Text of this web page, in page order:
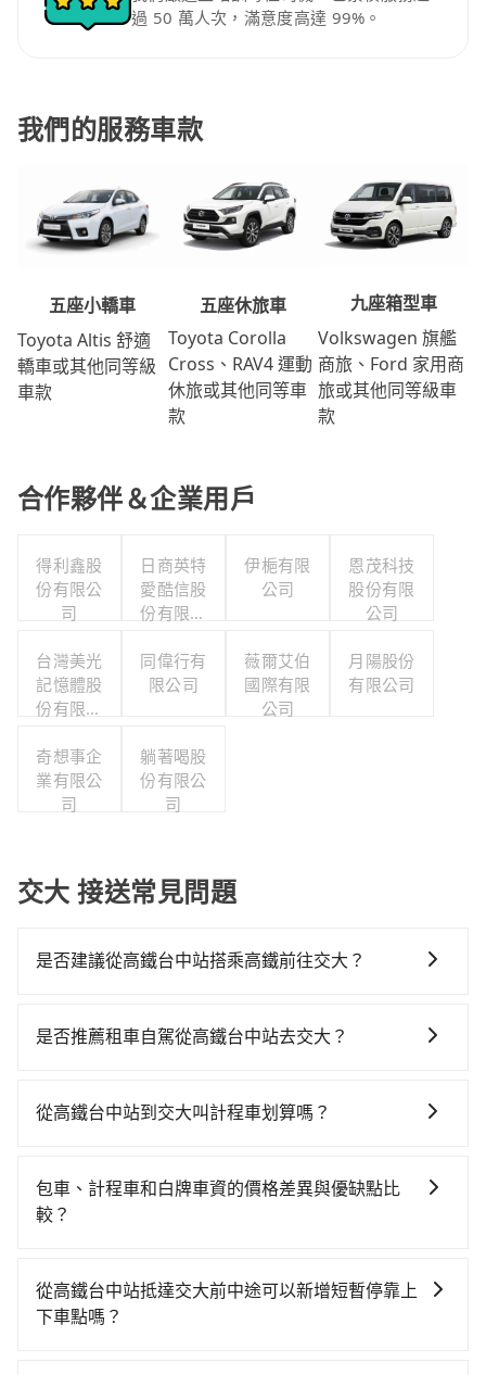
過 50 萬人次，滿意度高達 99%。
我們的服務車款
五座小轎車
Toyota Altis 舒適
轎車或其他同等級
車款
五座休旅車
Toyota Corolla
Cross、RAV4 運動
休旅或其他同等車
款
九座箱型車
Volkswagen 旗艦
商旅、Ford 家用商
旅或其他同等級車
款
合作夥伴＆企業用戶
得利鑫股
份有限公
司
日商英特
愛酷信股
份有限公
公司
伊梔有限
公司
恩茂科技
股份有限
公司
台灣美光
記憶體股
份有限公
同偉行有
限公司
薇爾艾伯
國際有限
公司
月陽股份
有限公司
奇想事企
業有限公
司
躺著喝股
份有限公
司
交大 接送常見問題
是否建議從高鐵台中站搭乘高鐵前往交大？
轉車麻煩！從最早06:25一直到23:07，台中-台南一天最
車時間約10分鐘，再乘坐36~54分鐘（平均45分）的高
分鐘、車費300元後，抵達交大 (台南市東區) 的目的
地。全程加上轉車時間共1小時34分鐘，假設4位同行，
恣意繞路。但如果全程使用tripool並到府專車接送，則
每人平均花費約640元，費時1小時38分鐘。長距離移動
是否推薦租車自駕從高鐵台中站去交大？
時不需要閉目養神（因為要自己開車），最重要的是你
$115~205承租小轎車，每公里再額外加收$3.2，從高鐵
台中站到交大的花費預估為$2,000~2,550（金額差異來
估進去，但額外的汽車保險與可能的罰單都需自付。再
者，和運的iRent只提供最基本的車型，如Toyota
從高鐵台中站到交大叫計程車划算嗎？
灣大車隊、Uber、Line Taxi、Yoxi等，如果在路邊攔不
到車，也可考慮打電話至台中市烏日區當地唯一的計程
$2,000。但如果要考慮到回程，台南市僅有合法計程車
約4,140輛，數量約為台中市的50%、密度僅雙北的
包車、計程車和白牌車資的價格差異與優缺點比
較？
包車：優點是搭乘舒適可以根據自己的需求安排時間和
地點上車較客製化。此外，司機還會提供各種旅遊建議
從高鐵台中站抵達交大前中途可以新增短暫停靠上
下車點嗎？